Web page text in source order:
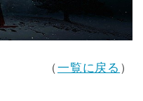
（一覧に戻る ）